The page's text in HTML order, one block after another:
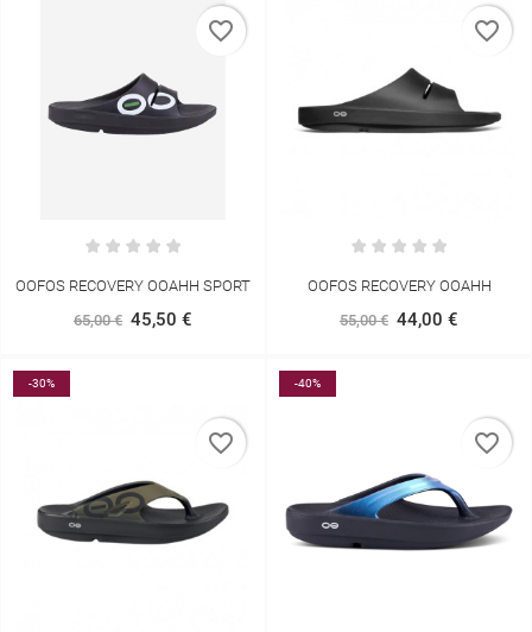
OOFOS RECOVERY OOAHH SPORT
65,00 € 45,50 €
favorite_border
OOFOS RECOVERY OOAHH
55,00 € 44,00 €
favorite_border
-30%
favorite_border
-40%
favorite_border